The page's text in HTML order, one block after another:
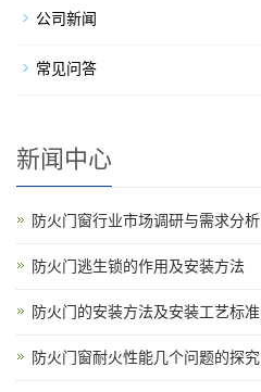
公司新闻
常见问答
新闻中心
防火门窗行业市场调研与需求分析
防火门逃生锁的作用及安装方法
防火门的安装方法及安装工艺标准
防火门窗耐火性能几个问题的探究